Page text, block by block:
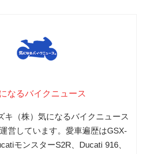
なるバイクニュース
キ（株）気になるバイクニュース
営しています。愛車遍歴はGSX-
モンスターS2R、Ducati 916、